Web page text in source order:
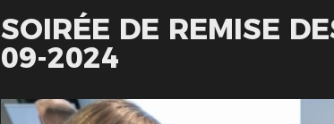
SOIRÉE DE REMISE
09-2024